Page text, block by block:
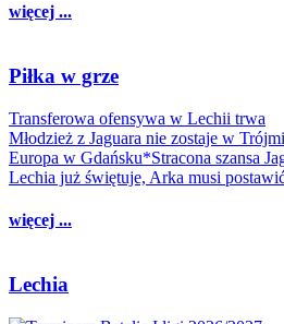
więcej ...
Piłka w grze
Transferowa ofensywa w Lechii trwa
Młodzież z Jaguara nie zostaje w
Europa w Gdańsku*Stracona szansa
Lechia już świętuje, Arka musi
więcej ...
Lechia